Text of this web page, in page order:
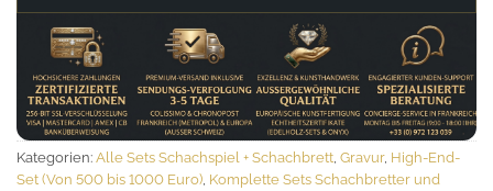
Kategorien: Alle Sets Schachspiel + Schachbrett Gravur, High-End-
Set (Von 500 bis 1000 Euro) Komplette Sets Schachbretter und